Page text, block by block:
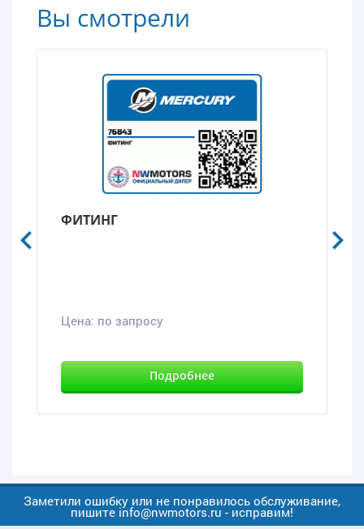
Вы смотрели
ФИТИНГ
Цена: по запросу
Подробнее
Заметили ошибку или не понравилось обслуживание,
пишите info@nwmotors.ru - исправим!